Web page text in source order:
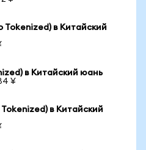
Tokenized) в Китайский
в Китайский юань
¥
в Китайский